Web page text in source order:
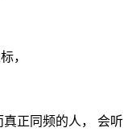
，
正同频的人， 会听